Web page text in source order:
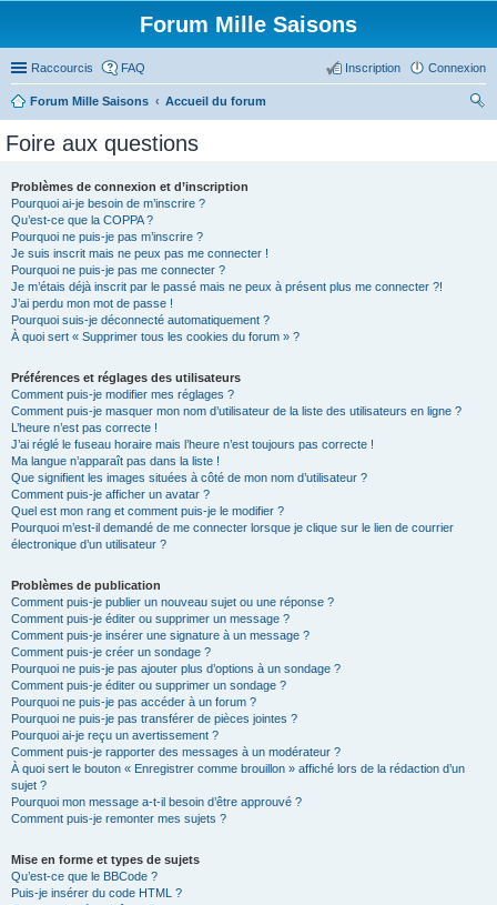
Forum Mille Saisons
Raccourcis FAQ Connexion
Inscription
Forum Mille Saisons
Accueil du forum
Foire aux questions
Problèmes de connexion et d’inscription
Pourquoi ai-je besoin de m’inscrire ?
Qu’est-ce que la COPPA ?
Pourquoi ne puis-je pas m’inscrire ?
Je suis inscrit mais ne peux pas me connecter !
Pourquoi ne puis-je pas me connecter ?
Je m’étais déjà inscrit par le passé mais ne peux à présent plus me connecter ?!
J’ai perdu mon mot de passe !
Pourquoi suis-je déconnecté automatiquement ?
À quoi sert « Supprimer tous les cookies du forum » ?
Préférences et réglages des utilisateurs
Comment puis-je modifier mes réglages ?
Comment puis-je masquer mon nom d’utilisateur de la liste des utilisateurs en ligne ?
L’heure n’est pas correcte !
J’ai réglé le fuseau horaire mais l’heure n’est toujours pas correcte !
Ma langue n’apparaît pas dans la liste !
Que signifient les images situées à côté de mon nom d’utilisateur ?
Comment puis-je afficher un avatar ?
Quel est mon rang et comment puis-je le modifier ?
Pourquoi m’est-il demandé de me connecter lorsque je clique sur le lien de courrier
électronique d’un utilisateur ?
Problèmes de publication
Comment puis-je publier un nouveau sujet ou une réponse ?
Comment puis-je éditer ou supprimer un message ?
Comment puis-je insérer une signature à un message ?
Comment puis-je créer un sondage ?
Pourquoi ne puis-je pas ajouter plus d’options à un sondage ?
Comment puis-je éditer ou supprimer un sondage ?
Pourquoi ne puis-je pas accéder à un forum ?
Pourquoi ne puis-je pas transférer de pièces jointes ?
Pourquoi ai-je reçu un avertissement ?
Comment puis-je rapporter des messages à un modérateur ?
À quoi sert le bouton « Enregistrer comme brouillon » affiché lors de la rédaction d’un
sujet ?
Pourquoi mon message a-t-il besoin d’être approuvé ?
Comment puis-je remonter mes sujets ?
Mise en forme et types de sujets
Qu’est-ce que le BBCode ?
Puis-je insérer du code HTML ?